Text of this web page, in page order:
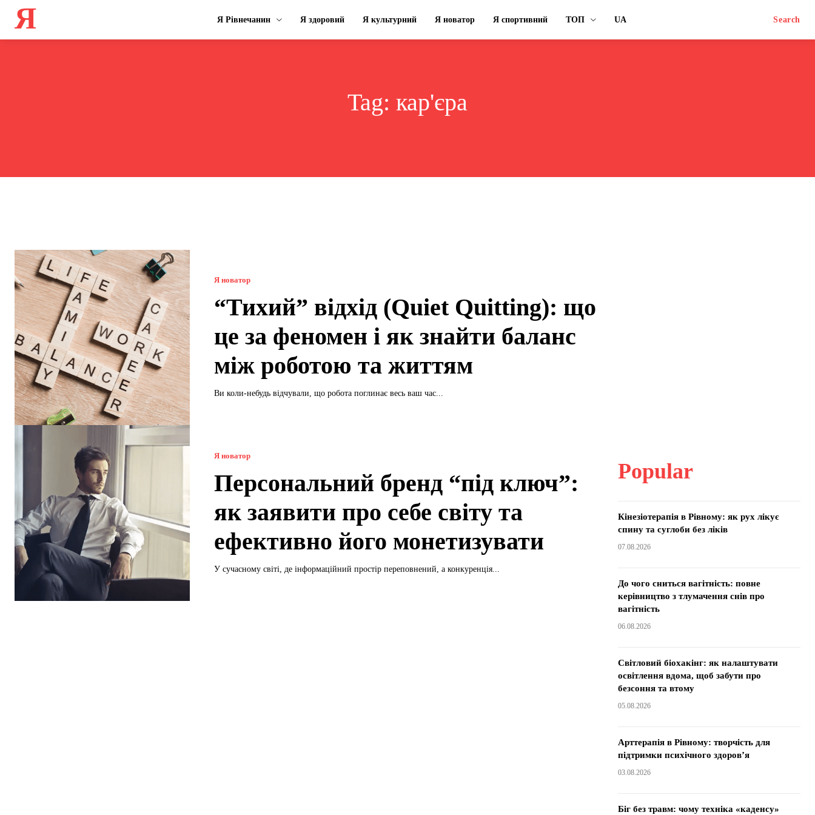
Я Я Рівнечанин Я здоровий Я культурний Я новатор Я спортивний ТОП UA Search
Tag: кар'єра
Я новатор
“Тихий” відхід (Quiet Quitting): що
це за феномен і як знайти баланс
між роботою та життям
Ви коли-небудь відчували, що робота поглинає весь ваш час...
Я новатор
Персональний бренд “під ключ”:
як заявити про себе світу та
ефективно його монетизувати
У сучасному світі, де інформаційний простір переповнений, а конкуренція...
Popular
Кінезіотерапія в Рівному: як рух лікує
спину та суглоби без ліків
07.08.2026
До чого сниться вагітність: повне
керівництво з тлумачення снів про
вагітність
06.08.2026
Світловий біохакінг: як налаштувати
освітлення вдома, щоб забути про
безсоння та втому
05.08.2026
Арттерапія в Рівному: творчість для
підтримки психічного здоров’я
03.08.2026
Біг без травм: чому техніка «каденсу»